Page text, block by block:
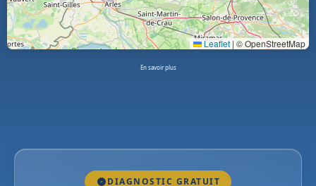
Leaflet | © OpenStreetMap
En savoir plus
DIAGNOSTIC GRATUIT